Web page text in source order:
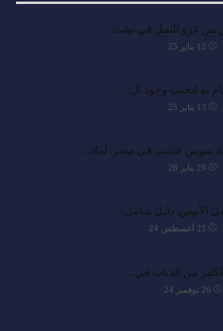
غزو النمل في بيئت…
12 يناير 25
به لتجنب وجود ال…
13 يناير 25
سوس خشب في مصر: لماذ…
29 يناير 26
الأبيض: دليل شامل…
21 أغسطس 24
من الذباب في…
26 نوفمبر 24